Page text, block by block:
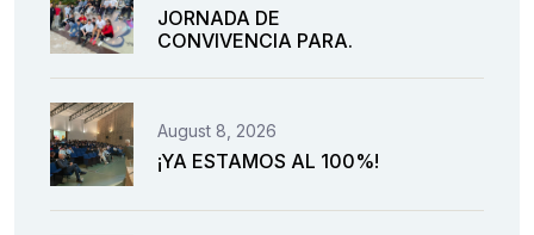
JORNADA DE
CONVIVENCIA PARA.
August 8, 2026
¡YA ESTAMOS AL 100%!